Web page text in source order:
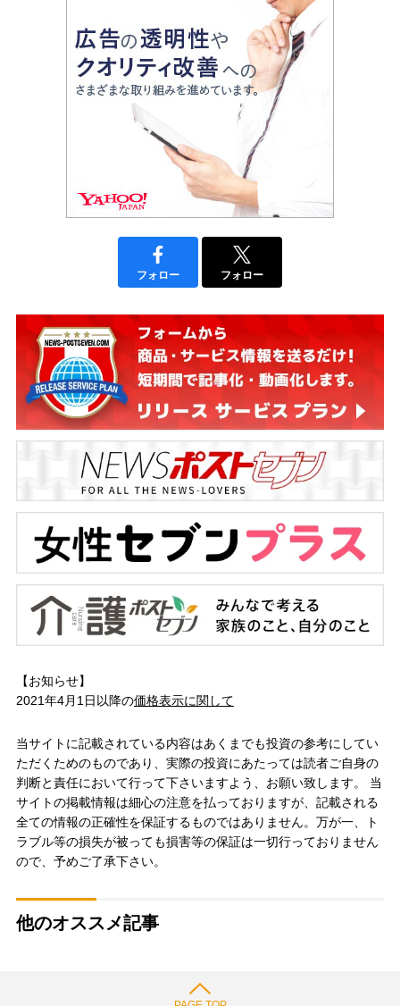
フォロー フォロー
【お知らせ】
2021年4月1日以降の価格表示に関して
当サイトに記載されている内容はあくまでも投資の参考にしてい
ただくためのものであり、実際の投資にあたっては読者ご自身の
判断と責任において行って下さいますよう、お願い致します。 当
サイトの掲載情報は細心の注意を払っておりますが、記載される
全ての情報の正確性を保証するものではありません。万が一、ト
ラブル等の損失が被っても損害等の保証は一切行っておりません
ので、予めご了承下さい。
他のオススメ記事